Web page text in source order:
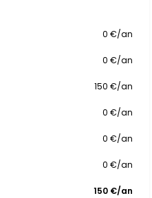
0 €/an
0 €/an
150 €/an
0 €/an
0 €/an
0 €/an
150 €/an